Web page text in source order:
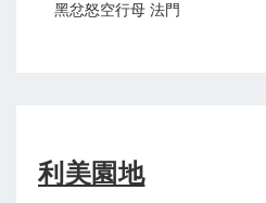
黑忿怒空行母 法門
利美園地